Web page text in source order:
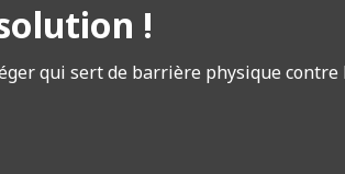
!
qui sert de barrière physique